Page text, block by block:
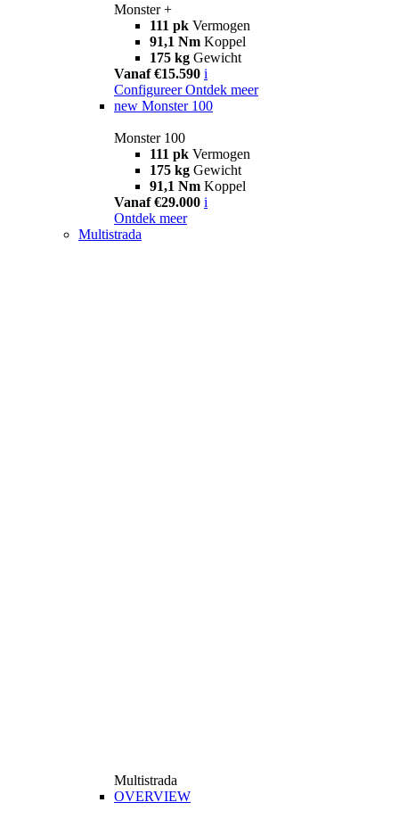
Monster +
111 pk Vermogen
91,1 Nm Koppel
175 kg Gewicht
Vanaf €15.590 i
Configureer Ontdek meer
new Monster 100
Monster 100
111 pk Vermogen
175 kg Gewicht
91,1 Nm Koppel
Vanaf €29.000 i
Ontdek meer
Multistrada
Multistrada
OVERVIEW